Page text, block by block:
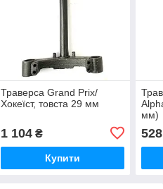
Траверса Grand Prix/
Хокеїст, товста 29 мм
1 104₴
Купити
мм)
528